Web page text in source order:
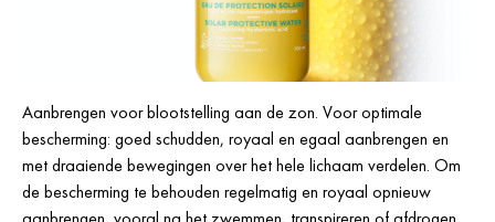
Aanbrengen voor blootstelling aan de zon. Voor optimale
bescherming: goed schudden, royaal en egaal aanbrengen en
met draaiende bewegingen over het hele lichaam verdelen. Om
de bescherming te behouden regelmatig en royaal opnieuw